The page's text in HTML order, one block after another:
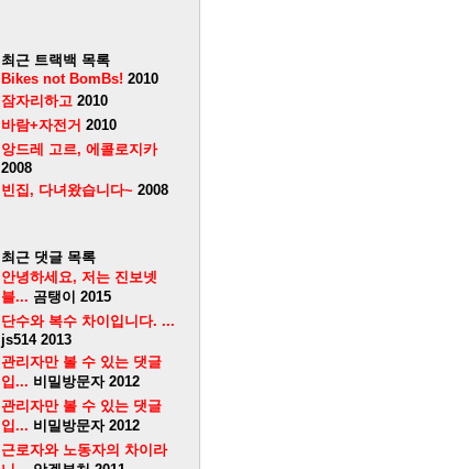
최근 트랙백 목록
Bikes not BomBs! 2010
잠자리하고 2010
바람+자전거 2010
앙드레 고르, 에콜로지카
2008
빈집, 다녀왔습니다~ 2008
최근 댓글 목록
안녕하세요, 저는 진보넷
블... 곰탱이 2015
단수와 복수 차이입니다. ...
js514 2013
관리자만 볼 수 있는 댓글
입... 비밀방문자 2012
관리자만 볼 수 있는 댓글
입... 비밀방문자 2012
근로자와 노동자의 차이라